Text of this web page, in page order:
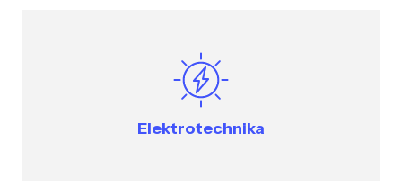
Elektrotechnika